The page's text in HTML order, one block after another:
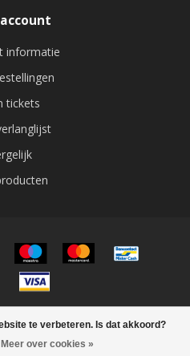
te verbeteren. Is dat akkoord?
Meer over cookies »
informatie
tickets
Audio expert